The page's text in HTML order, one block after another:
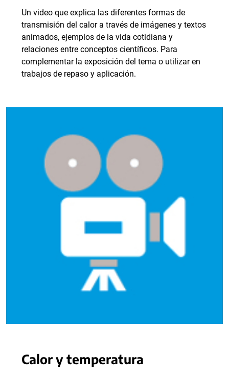
Un video que explica las diferentes formas de
transmisión del calor a través de imágenes y textos
animados, ejemplos de la vida cotidiana y
relaciones entre conceptos científicos. Para
complementar la exposición del tema o utilizar en
trabajos de repaso y aplicación.
Calor y temperatura